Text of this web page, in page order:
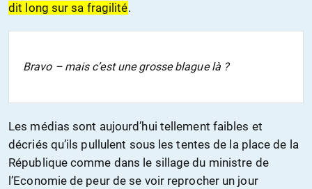
dit long sur sa fragilité.
Bravo – mais c’est une grosse blague là ?
Les médias sont aujourd’hui tellement faibles et
décriés qu’ils pullulent sous les tentes de la place de la
République comme dans le sillage du ministre de
l’Economie de peur de se voir reprocher un jour